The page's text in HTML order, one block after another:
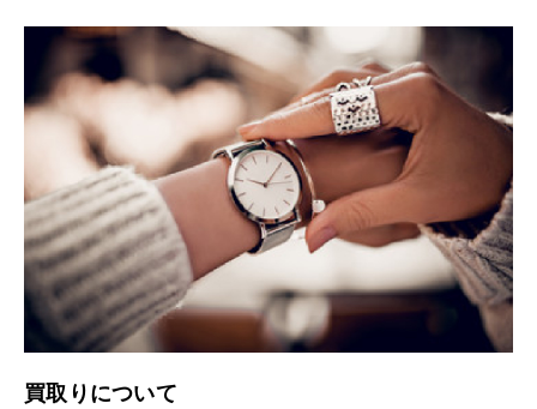
買取りについて